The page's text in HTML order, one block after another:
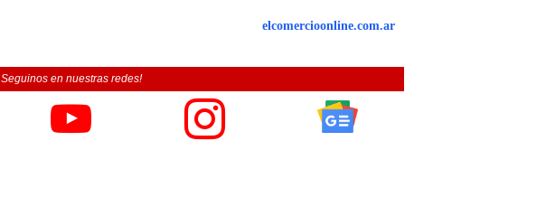
elcomercioonline.com.ar
Seguinos en nuestras redes!